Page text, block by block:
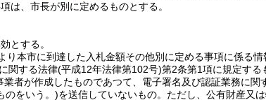
は、市長が別に定めるものとする。
とする。
り本市に到達した入札金額その他別に定める事項に係る
関する法律(平成12年法律第102号)第2条第1項に規定する
者が作成したものであつて、電子署名及び認証業務に関
のをいう。)を送信していないもの。ただし、公有財産又